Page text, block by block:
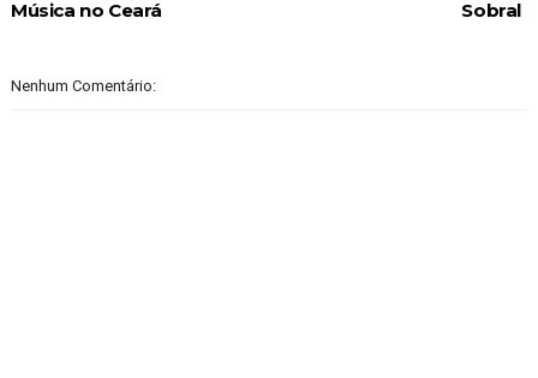
Sobral
Música no Ceará
Nenhum Comentário: